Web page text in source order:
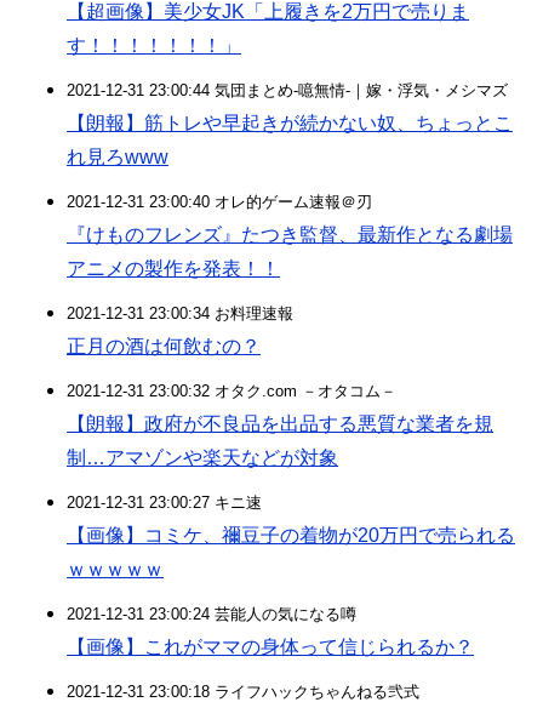
【超画像】美少女JK「上履きを2万円で売りま
す！！！！！！！」
2021-12-31 23:00:44 気団まとめ-噫無情-｜嫁・浮気・メシマズ
【朗報】筋トレや早起きが続かない奴、ちょっとこ
れ見ろwww
2021-12-31 23:00:40 オレ的ゲーム速報＠刃
『けものフレンズ』たつき監督、最新作となる劇場
アニメの製作を発表！！
2021-12-31 23:00:34 お料理速報
正月の酒は何飲むの？
2021-12-31 23:00:32 オタク.com －オタコム－
【朗報】政府が不良品を出品する悪質な業者を規
制…アマゾンや楽天などが対象
2021-12-31 23:00:27 キニ速
【画像】コミケ、禰豆子の着物が20万円で売られる
ｗｗｗｗｗ
2021-12-31 23:00:24 芸能人の気になる噂
【画像】これがママの身体って信じられるか？
2021-12-31 23:00:18 ライフハックちゃんねる弐式